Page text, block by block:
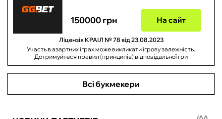
150000 грн На сайт
Ліцензія КРАІЛ № 78 від 23.08.2023
Участь в азартних іграх може викликати ігрову залежність.
Дотримуйтеся правил (принципів) відповідальної гри
Всі букмекери